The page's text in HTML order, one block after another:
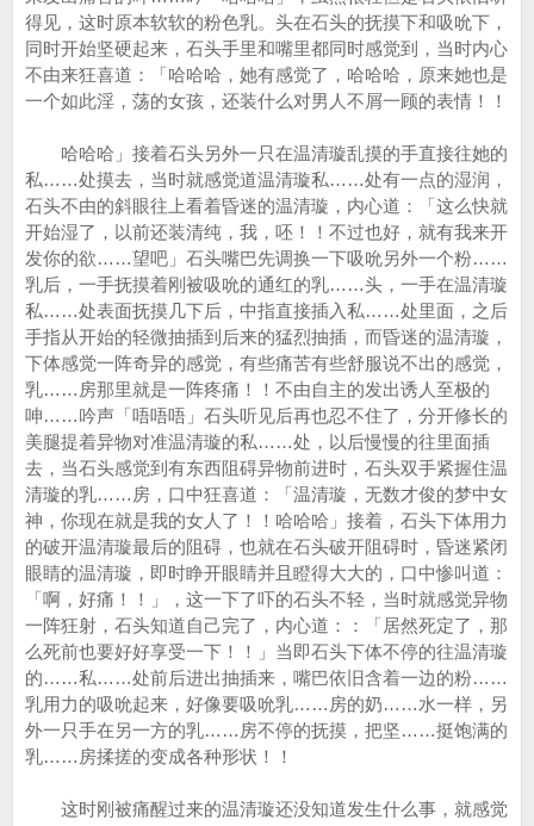
得见，这时原本软软的粉色乳。头在石头的抚摸下和吸吮下，
同时开始坚硬起来，石头手里和嘴里都同时感觉到，当时内心
不由来狂喜道：「哈哈哈，她有感觉了，哈哈哈，原来她也是
一个如此淫，荡的女孩，还装什么对男人不屑一顾的表情！！
哈哈哈」接着石头另外一只在温清璇乱摸的手直接往她的
私……处摸去，当时就感觉道温清璇私……处有一点的湿润，
石头不由的斜眼往上看着昏迷的温清璇，内心道：「这么快就
开始湿了，以前还装清纯，我，呸！！不过也好，就有我来开
发你的欲……望吧」石头嘴巴先调换一下吸吮另外一个粉……
乳后，一手抚摸着刚被吸吮的通红的乳……头，一手在温清璇
私……处表面抚摸几下后，中指直接插入私……处里面，之后
手指从开始的轻微抽插到后来的猛烈抽插，而昏迷的温清璇，
下体感觉一阵奇异的感觉，有些痛苦有些舒服说不出的感觉，
乳……房那里就是一阵疼痛！！不由自主的发出诱人至极的
呻……吟声「唔唔唔」石头听见后再也忍不住了，分开修长的
美腿提着异物对准温清璇的私……处，以后慢慢的往里面插
去，当石头感觉到有东西阻碍异物前进时，石头双手紧握住温
清璇的乳……房，口中狂喜道：「温清璇，无数才俊的梦中女
神，你现在就是我的女人了！！哈哈哈」接着，石头下体用力
的破开温清璇最后的阻碍，也就在石头破开阻碍时，昏迷紧闭
眼睛的温清璇，即时睁开眼睛并且瞪得大大的，口中惨叫道：
「啊，好痛！！」，这一下了吓的石头不轻，当时就感觉异物
一阵狂射，石头知道自己完了，内心道：：「居然死定了，那
么死前也要好好享受一下！！」当即石头下体不停的往温清璇
的……私……处前后进出抽插来，嘴巴依旧含着一边的粉……
乳用力的吸吮起来，好像要吸吮乳……房的奶……水一样，另
外一只手在另一方的乳……房不停的抚摸，把坚……挺饱满的
乳……房揉搓的变成各种形状！！
这时刚被痛醒过来的温清璇还没知道发生什么事，就感觉